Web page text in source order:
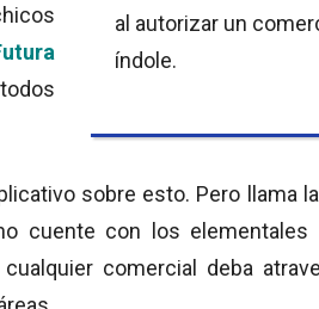
al autorizar un
índole.
sobre esto. Pero llama
cuente con los elementales
comercial deba